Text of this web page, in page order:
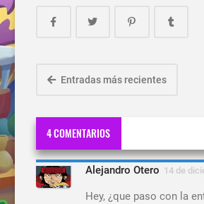
Entradas más recientes
4 COMENTARIOS
Alejandro Otero 14 de
Hey, ¿que paso con la